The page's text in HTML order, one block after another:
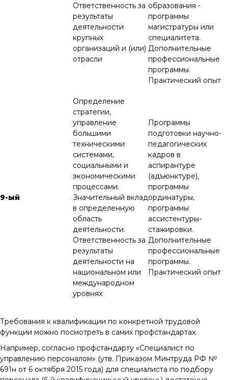
Ответственность за
результаты
деятельности
крупных
организаций и (или)
отрасли
образования -
программы
магистратуры или
специалитета.
Дополнительные
профессиональные
программы.
Практический опыт
9-ый
Определение
стратегии,
управление
большими
техническими
системами,
социальными и
экономическими
процессами.
Значительный вклад
в определенную
область
деятельности.
Ответственность за
результаты
деятельности на
национальном или
международном
уровнях
Программы
подготовки научно-
педагогических
кадров в
аспирантуре
(адъюнктуре),
программы
ординатуры,
программы
ассистентуры-
стажировки.
Дополнительные
профессиональные
программы.
Практический опыт
Требования к квалификации по конкретной трудовой
функции можно посмотреть в самих профстандартах.
Например, согласно профстандарту «Специалист по
управлению персоналом» (утв. Приказом Минтруда РФ №
691н от 6 октября 2015 года) для специалиста по подбору